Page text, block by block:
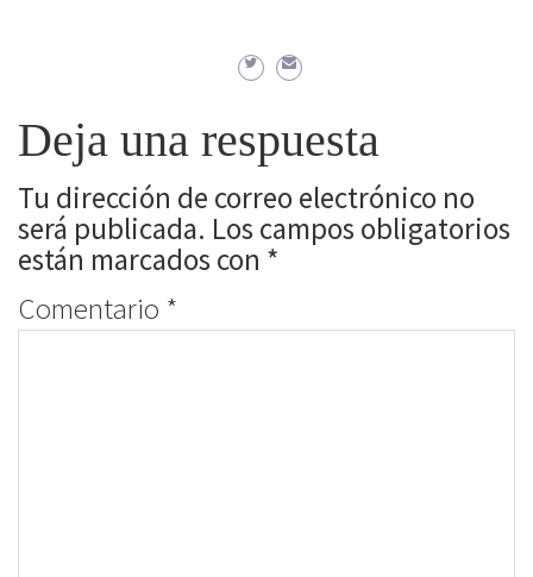
Deja una respuesta
Tu dirección de correo electrónico no
será publicada. Los campos obligatorios
están marcados con *
Comentario *